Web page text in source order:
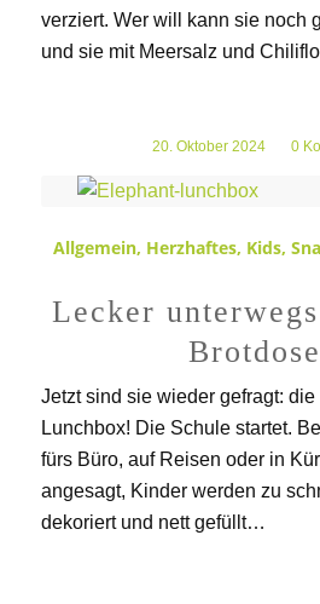
verziert. Wer will kann sie noch
und sie mit Meersalz und
20. Oktober 2024
/ 0
Allgemein, Herzhaftes, Kids,
Lecker
Jetzt sind sie wieder gefragt:
Lunchbox! Die Schule startet.
fürs Büro, auf Reisen oder in
angesagt, Kinder werden zu
dekoriert und nett gefüllt…